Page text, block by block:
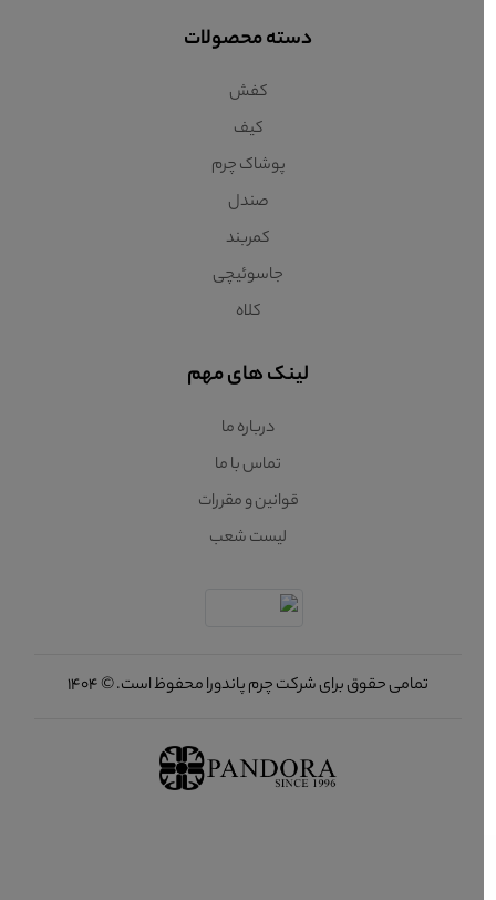
دسته محصولات
کفش
کیف
پوشاک چرم
صندل
کمربند
جاسوئیچی
کلاه
لینک های مهم
درباره ما
تماس با ما
قوانین و مقررات
لیست شعب
تمامی حقوق برای شرکت چرم پاندورا محفوظ است. © 1404